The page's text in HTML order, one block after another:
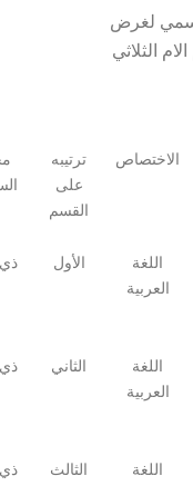
لغرض
الاختصاص
ترتيبه
على
القسم
اللغة
العربية
الأول
اللغة
العربية
الثاني
اللغة
الثالث